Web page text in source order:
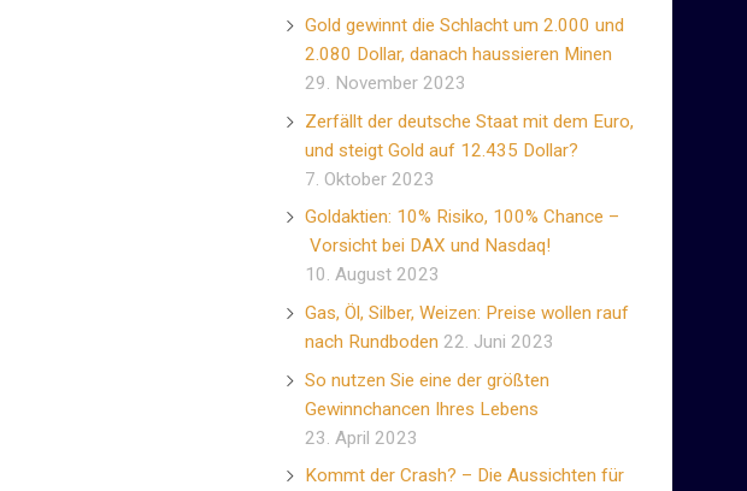
Gold gewinnt die Schlacht um 2.000 und
2.080 Dollar, danach haussieren Minen
29. November 2023
Zerfällt der deutsche Staat mit dem Euro,
und steigt Gold auf 12.435 Dollar?
7. Oktober 2023
Goldaktien: 10% Risiko, 100% Chance –
Vorsicht bei DAX und Nasdaq!
10. August 2023
Gas, Öl, Silber, Weizen: Preise wollen rauf
nach Rundboden 22. Juni 2023
So nutzen Sie eine der größten
Gewinnchancen Ihres Lebens
23. April 2023
Kommt der Crash? – Die Aussichten für